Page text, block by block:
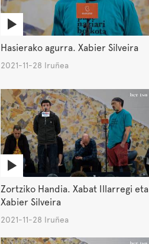
Hasierako agurra. Xabier Silveira
2021-11-28 Iruñea
Zortziko Handia. Xabat Illarregi eta
Xabier Silveira
2021-11-28 Iruñea